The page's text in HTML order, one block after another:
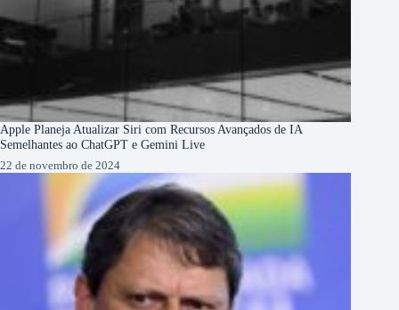
Apple Planeja Atualizar Siri com Recursos Avançados de IA
Semelhantes ao ChatGPT e Gemini Live
22 de novembro de 2024